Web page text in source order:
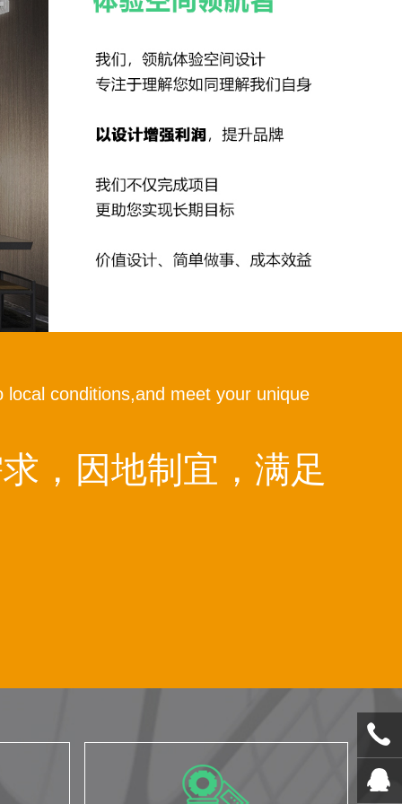
conditions,and meet your unique
，因地制宜，满足